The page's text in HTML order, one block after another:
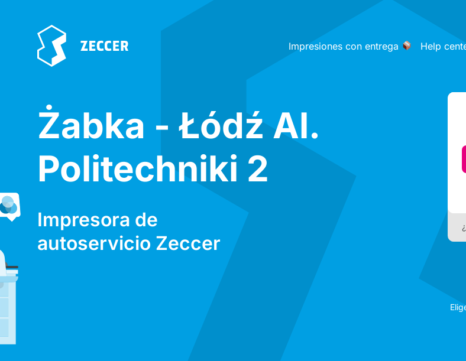
Impresiones con entrega Help
Żabka - Łódź Al.
Politechniki 2
Impresora de
autoservicio Zeccer